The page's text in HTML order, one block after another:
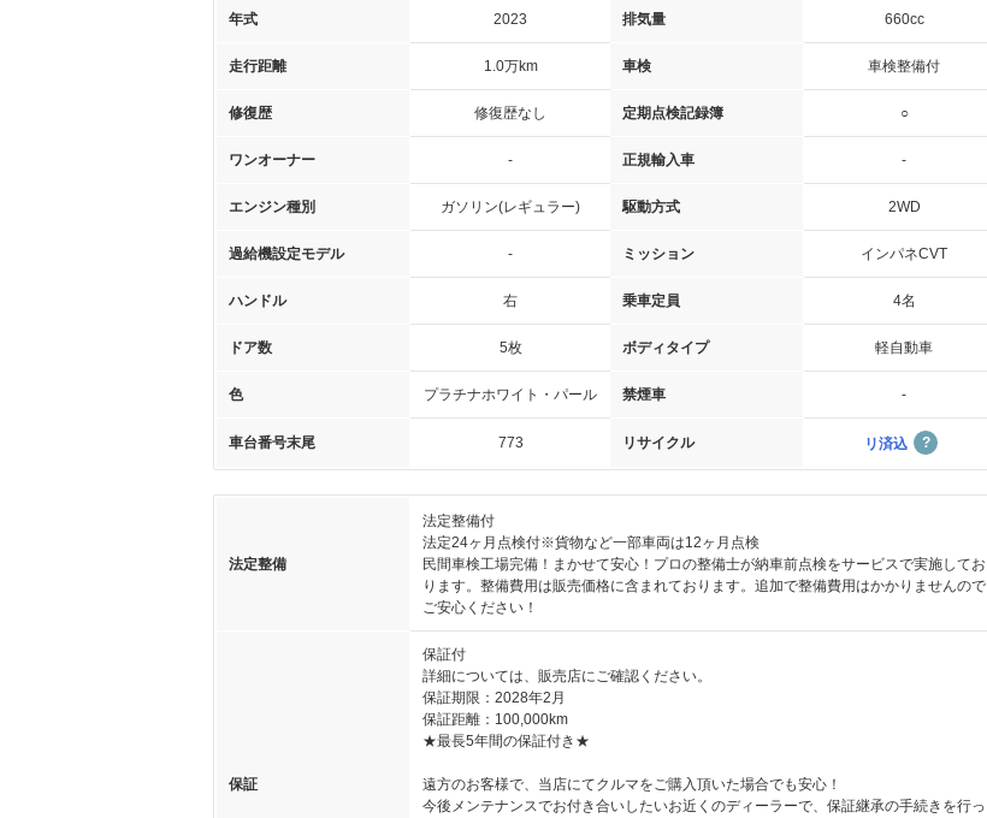
年式 2023 排気量 660cc
走行距離 1.0万km 車検 車検整備付
修復歴 修復歴なし 定期点検記録簿 ○
ワンオーナー - 正規輸入車 -
エンジン種別 ガソリン(レギュラー) 駆動方式 2WD
過給機設定モデル - ミッション インパネCVT
ハンドル 右 乗車定員 4名
ドア数 5枚 ボディタイプ 軽自動車
色 プラチナホワイト・パール 禁煙車 -
車台番号末尾 773 リサイクル リ済込
法定整備
法定整備付
法定24ヶ月点検付※貨物など一部車両は12ヶ月点検
民間車検工場完備！まかせて安心！プロの整備士が納車前点検をサービスで実施してお
ります。整備費用は販売価格に含まれております。追加で整備費用はかかりませんので
ご安心ください！
保証
保証付
詳細については、販売店にご確認ください。
保証期限：2028年2月
保証距離：100,000km
★最長5年間の保証付き★
遠方のお客様で、当店にてクルマをご購入頂いた場合でも安心！
今後メンテナンスでお付き合いしたいお近くのディーラーで、保証継承の手続きを行っ